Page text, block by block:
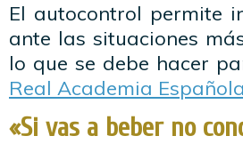
El autocontrol permite
ante las situaciones
lo que se debe hacer
Real Academia Española
«Si vas a beber no